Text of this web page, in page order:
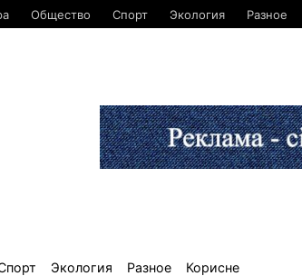
Общество Спорт Экология Разное
Экология Разное Корисне